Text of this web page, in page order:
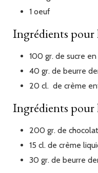
1 oeuf
Ingrédients pour
100 gr. de sucre
40 gr. de beurre
20 cl. de crème
Ingrédients pour
200 gr. de
15 cl. de crème
30 gr. de beurre